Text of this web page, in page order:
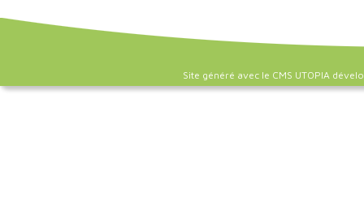
Site généré avec le CMS UTOPIA